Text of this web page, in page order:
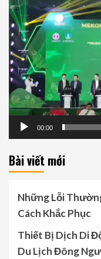
Video
Player
00:00
Bài viết mới
Những Lỗi
Cách Khắc Phục
Thiết Bị Dịch Di
Du Lịch Đông